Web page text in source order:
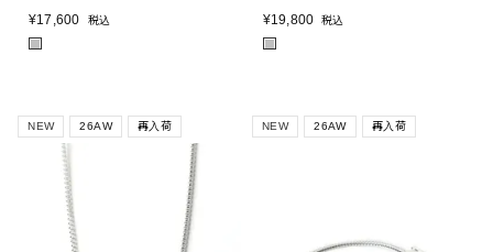
¥17,600 税込
■
¥19,800 税込
■
NEW 26AW 再入荷 NEW 26AW 再入荷